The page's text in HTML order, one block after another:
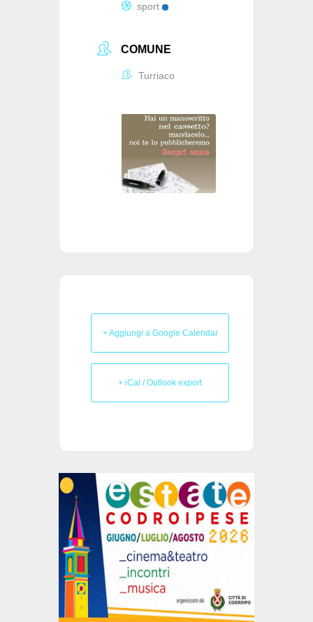
sport
COMUNE
Turriaco
+ Aggiungi a Google Calendar
+ iCal / Outlook export